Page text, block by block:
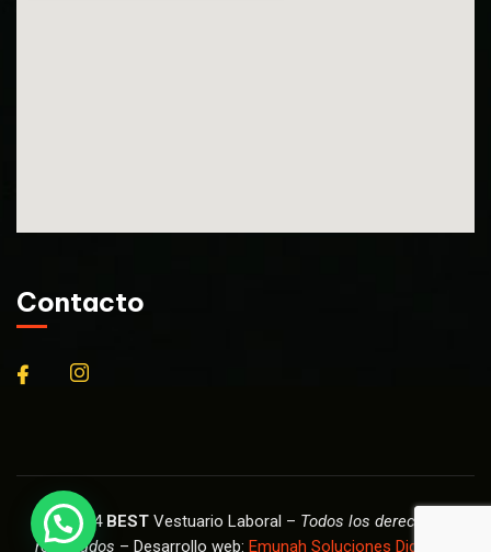
Contacto
© 2024 BEST Vestuario Laboral – Todos los derechos
reservados – Desarrollo web: Emunah Soluciones Digitales